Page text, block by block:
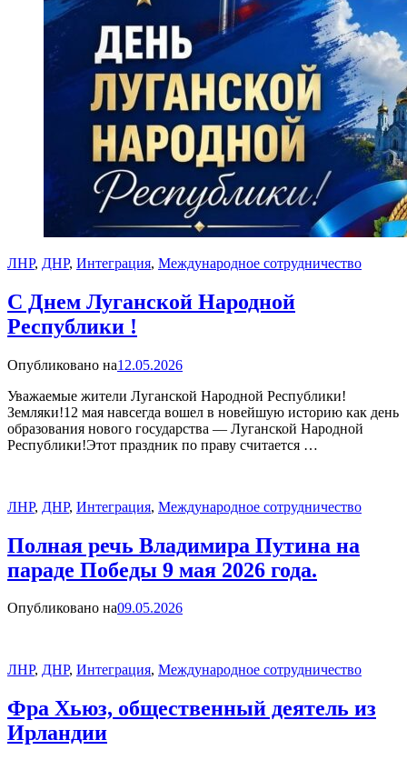
ЛНР, ДНР, Интеграция, Международное сотрудничество
C Днем Луганской Народной
Республики !
Опубликовано на12.05.2026
Уважаемые жители Луганской Народной Республики!
Земляки!12 мая навсегда вошел в новейшую историю как день
образования нового государства — Луганской Народной
Республики!Этот праздник по праву считается …
ЛНР, ДНР, Интеграция, Международное сотрудничество
Полная речь Владимира Путина на
параде Победы 9 мая 2026 года.
Опубликовано на09.05.2026
ЛНР, ДНР, Интеграция, Международное сотрудничество
Фра Хьюз, общественный деятель из
Ирландии